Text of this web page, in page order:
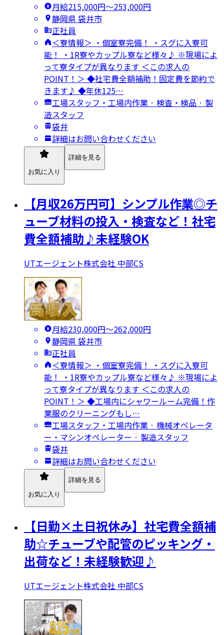
月給215,000円〜253,000円
静岡県 袋井市
正社員
＜寮情報＞ ・個室寮完備！ ・スグに入寮可
能！ ・1R寮やカップル寮など様々♪ ※現場によ
って寮タイプが異なります ＜この求人の
POINT！＞ ◆社宅費全額補助！固定費を節約で
きます♪ ◆年休125…
工場スタッフ・工場内作業 · 検査・検品 · 製
造スタッフ
袋井
詳細はお問い合わせください
お気に入り
詳細を見る
【月収26万円可】シンプル作業◎チ
ューブ材料の投入・検査など！社宅
費全額補助♪未経験OK
UTエージェント株式会社 中部CS
月給230,000円〜262,000円
静岡県 袋井市
正社員
＜寮情報＞ ・個室寮完備！ ・スグに入寮可
能！ ・1R寮やカップル寮など様々♪ ※現場によ
って寮タイプが異なります ＜この求人の
POINT！＞ ◆工場内にシャワールーム完備！作
業服のクリーニングもし…
工場スタッフ・工場内作業 · 機械オペレータ
ー・マシンオペレーター · 製造スタッフ
袋井
詳細はお問い合わせください
お気に入り
詳細を見る
【日勤×土日祝休み】社宅費全額補
助☆チューブや配管のピッキング・
出荷など！未経験歓迎♪
UTエージェント株式会社 中部CS